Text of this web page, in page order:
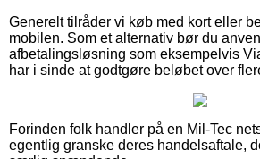
Generelt tilråder vi køb med kort eller
mobilen. Som et alternativ bør du
afbetalingsløsning som eksempelvis
har i sinde at godtgøre beløbet over
Forinden folk handler på en Mil-Tec
egentlig granske deres handelsaftale,